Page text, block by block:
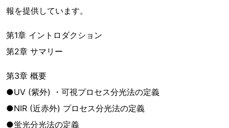
報を提供しています。
第1章 イントロダクション
第2章 サマリー
第3章 概要
●UV (紫外) ・可視プロセス分光法の定義
●NIR (近赤外) プロセス分光法の定義
●蛍光分光法の定義